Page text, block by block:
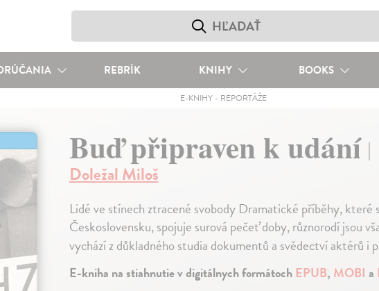
REBRÍK KNIHY BOOKS
E-KNIHY - REPORTÁŽE
Buď připraven k udání
Doležal Miloš
Lidé ve stínech ztracené svobody Dramatické příběhy,
Československu, spojuje surová pečeť doby, různorodí jsou
vychází z důkladného studia dokumentů a svědectví aktérů i
E-kniha na stiahnutie v digitálnych formátochEPUB, MOBI a